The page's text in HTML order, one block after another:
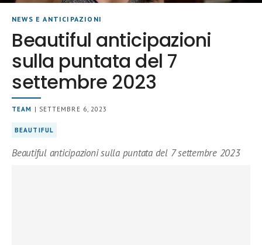
NEWS E ANTICIPAZIONI
Beautiful anticipazioni
sulla puntata del 7
settembre 2023
TEAM | SETTEMBRE 6, 2023
BEAUTIFUL
Beautiful anticipazioni sulla puntata del 7 settembre 2023